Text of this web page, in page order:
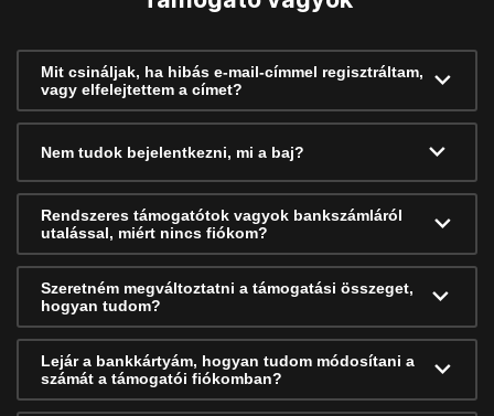
Mit csináljak, ha hibás e-mail-címmel regisztráltam,
vagy elfelejtettem a címet?
Nem tudok bejelentkezni, mi a baj?
Rendszeres támogatótok vagyok bankszámláról
utalással, miért nincs fiókom?
Szeretném megváltoztatni a támogatási összeget,
hogyan tudom?
Lejár a bankkártyám, hogyan tudom módosítani a
számát a támogatói fiókomban?